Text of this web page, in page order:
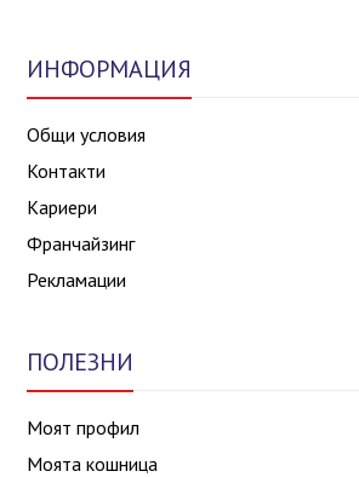
ИНФОРМАЦИЯ
Общи условия
Контакти
Кариери
Франчайзинг
Рекламации
ПОЛЕЗНИ
Моят профил
Моята кошница